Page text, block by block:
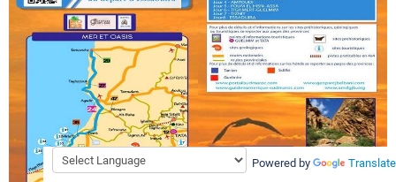
Powered by Translate